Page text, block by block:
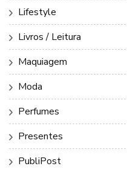
Lifestyle
Livros / Leitura
Maquiagem
Moda
Perfumes
Presentes
PubliPost